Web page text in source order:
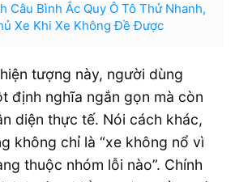
Câu Bình Ắc Quy Ô Tô Thử Nhanh,
Xe Khi Xe Không Đề Được
tượng này, người dùng
định nghĩa ngắn gọn mà còn
diện thực tế. Nói cách khác,
không chỉ là “xe không nổ vì
thuộc nhóm lỗi nào”. Chính